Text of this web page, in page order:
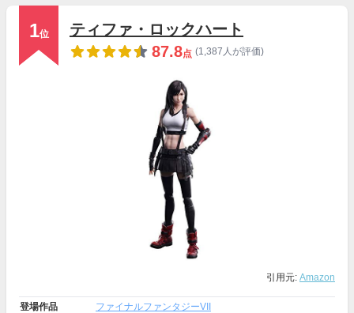
1位
ティファ・ロックハート
87.8点 (1,387人が評価)
引用元: Amazon
登場作品
ファイナルファンタジーVII